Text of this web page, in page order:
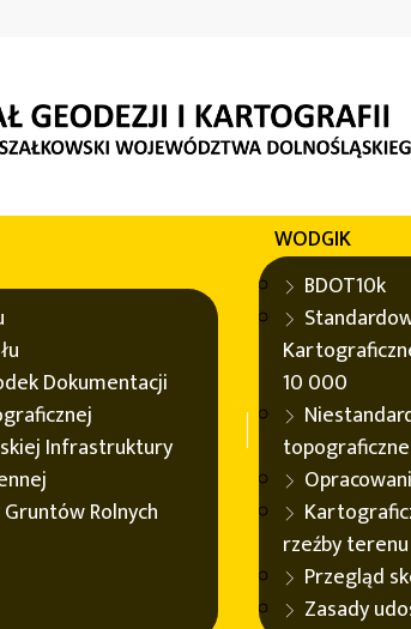
Dokumentacji
Infrastruktury
Rolnych
WODGIK
BDOT10k
10 000
topograficzne
rzeźby terenu
Przegląd
Zasady
zwierzętom na GeoportaluDolny
pomocy zwierzętom na
zaktualizowana mapa miejsc pomocy